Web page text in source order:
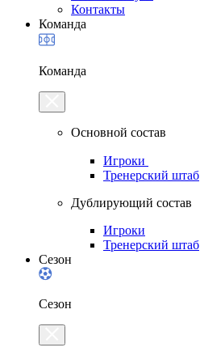
Контакты
Команда
Команда
Основной состав
Игроки
Тренерский штаб
Дублирующий состав
Игроки
Тренерский штаб
Сезон
Сезон